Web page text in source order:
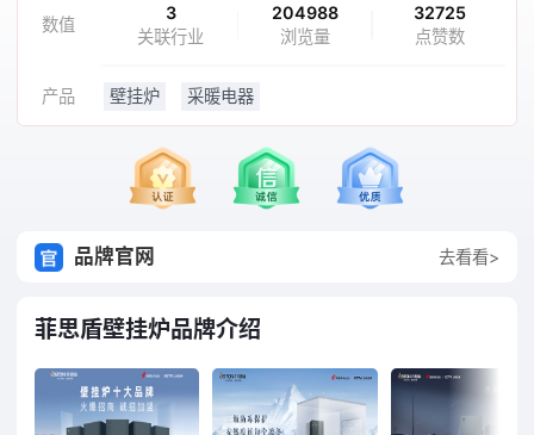
数值
3
关联行业
204988
浏览量
32725
点赞数
产品 壁挂炉 采暖电器
品牌官网 去看看>
菲思盾壁挂炉品牌介绍